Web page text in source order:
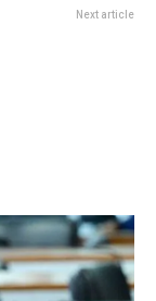
Next article